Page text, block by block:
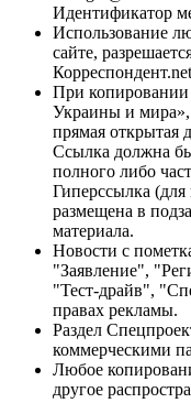
Идентификатор
Использование
сайте,
При копировании
Украины и мира»,
прямая открытая
Ссылка должна
полного либо
Гиперссылка
размещена в
материала.
Новости с
"Заявление",
"Тест-драйв",
правах рекламы.
Раздел
коммерческими
Любое
другое